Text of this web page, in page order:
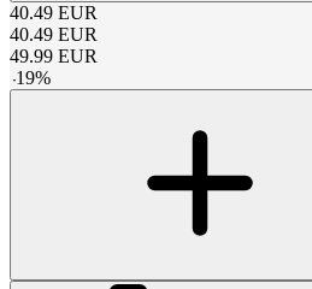
40.49 EUR
40.49 EUR
49.99 EUR
-19%